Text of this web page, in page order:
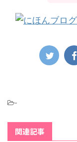
-
関連記事